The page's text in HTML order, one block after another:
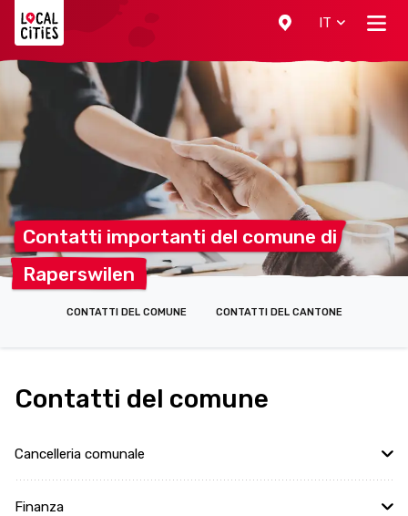
IT
Contatti importanti del comune di
Raperswilen
CONTATTI DEL COMUNE CONTATTI DEL CANTONE
Contatti del comune
Cancelleria comunale
Finanza